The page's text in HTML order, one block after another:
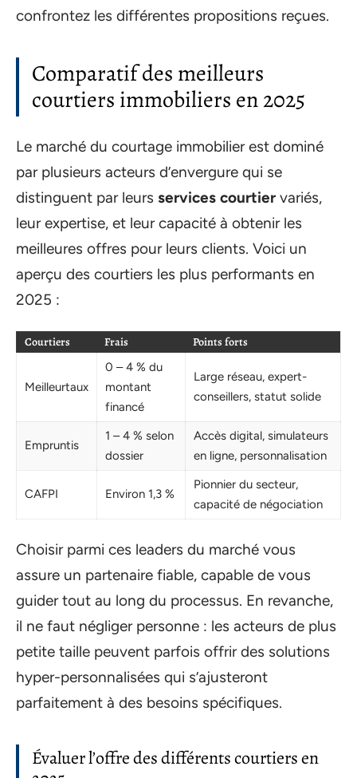
confrontez les différentes propositions reçues.
Comparatif des meilleurs
courtiers immobiliers en 2025
Le marché du courtage immobilier est dominé
par plusieurs acteurs d’envergure qui se
distinguent par leurs services courtier variés,
leur expertise, et leur capacité à obtenir les
meilleures offres pour leurs clients. Voici un
aperçu des courtiers les plus performants en
2025 :
Courtiers Frais Points forts
Meilleurtaux
0 – 4 % du
montant
financé
Large réseau, expert-
conseillers, statut solide
Empruntis
1 – 4 % selon
dossier
Accès digital, simulateurs
en ligne, personnalisation
CAFPI Environ 1,3 %
Pionnier du secteur,
capacité de négociation
Choisir parmi ces leaders du marché vous
assure un partenaire fiable, capable de vous
guider tout au long du processus. En revanche,
il ne faut négliger personne : les acteurs de plus
petite taille peuvent parfois offrir des solutions
hyper-personnalisées qui s’ajusteront
parfaitement à des besoins spécifiques.
Évaluer l’offre des différents courtiers en